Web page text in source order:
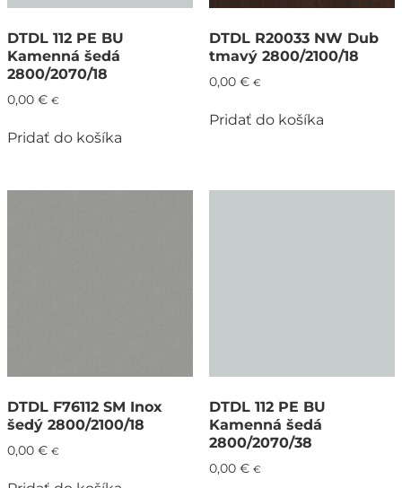
DTDL 112 PE BU
Kamenná šedá
2800/2070/18
0,00 € €
Pridať do košíka
DTDL R20033 NW Dub
tmavý 2800/2100/18
0,00 € €
Pridať do košíka
DTDL F76112 SM Inox
šedý 2800/2100/18
0,00 € €
DTDL 112 PE BU
Kamenná šedá
2800/2070/38
0,00 € €